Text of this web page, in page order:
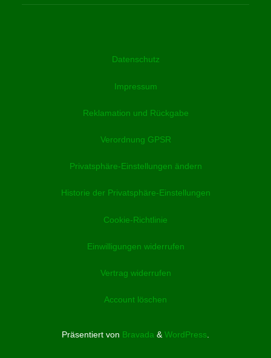
Datenschutz
Impressum
Reklamation und Rückgabe
Verordnung GPSR
Privatsphäre-Einstellungen ändern
Historie der Privatsphäre-Einstellungen
Cookie-Richtlinie
Einwilligungen widerrufen
Vertrag widerrufen
Account löschen
Präsentiert von Bravada & WordPress